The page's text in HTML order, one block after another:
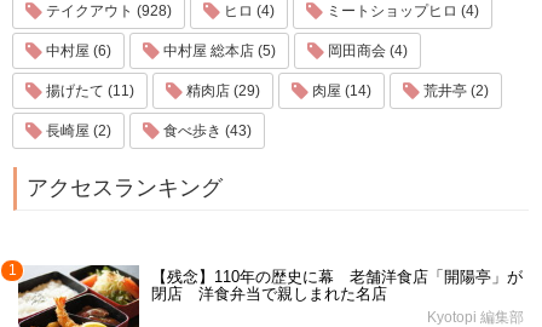
テイクアウト (928) ヒロ (4) ミートショップヒロ (4)
中村屋 (6) 中村屋 総本店 (5) 岡田商会 (4)
揚げたて (11) 精肉店 (29) 肉屋 (14) 荒井亭 (2)
長崎屋 (2) 食べ歩き (43)
アクセスランキング
1
【残念】110年の歴史に幕 老舗洋食店「開陽亭」が
閉店 洋食弁当で親しまれた名店
Kyotopi 編集部